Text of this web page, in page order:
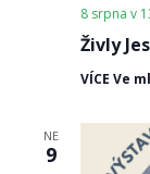
Živly
8 srpna v
VÍCE Ve
NE
9